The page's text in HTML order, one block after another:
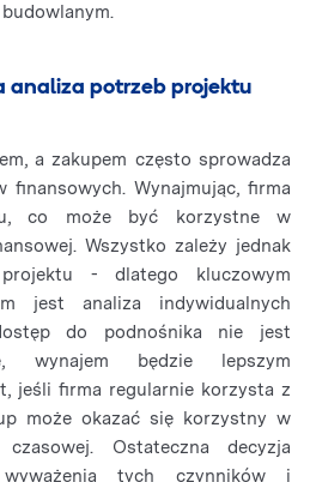
analiza potrzeb projektu
a zakupem często sprowadza
finansowych. Wynajmując, firma
co może być korzystne w
Wszystko zależy jednak
- dlatego kluczowym
jest analiza indywidualnych
do podnośnika nie jest
wynajem będzie lepszym
jeśli firma regularnie korzysta z
może okazać się korzystny w
czasowej. Ostateczna decyzja
tych czynników i